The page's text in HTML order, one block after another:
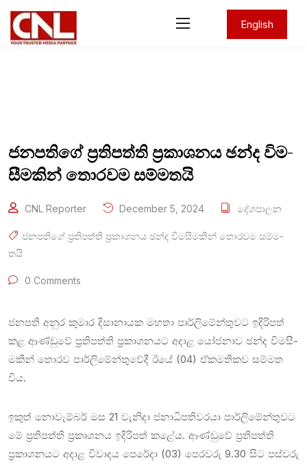
English
ජන­ප­තිගේ ප්‍රති­පත්ති ප්‍රකා­ශ­නය ඡන්ද විම­
සී­ම­කින් තොර­වම සම්ම­තයි
CNL Reporter December 5, 2024 දේශපාලන
ජන­ප­තිගේ ප්‍රති­පත්ති ප්‍රකා­ශ­නය ඡන්ද විම­සී­ම­කින් තොර­වම සම්ම­
තයි
0 Comments
ජන­පති අනුර කුමාර දිසා­නා­යක මහතා පාර්ලි­මේ­න්තු­වට ඉදි­රි­පත්
කළ ආණ්ඩුවේ ප්‍රති­පත්ති ප්‍රකා­ශ­න­යට අදාළ යෝජ­නාව ඡන්ද විම­සී­
ම­කින් තොරව පාර්ලි­මේ­න්තු­වේදී ඊයේ (04) ඒකම­ති­කව සම්මත
විය.
ඉකුත් නොවැ­ම්බර් මස 21 වැනිදා ජනා­ධි­ප­ති­ව­රයා පාර්ලි­මේ­න්තු­වට
මේ ප්‍රති­පත්ති ප්‍රකා­ශ­නය ඉදි­රි­පත් කළේය. ආණ්ඩුවේ ප්‍රති­පත්ති
ප්‍රකා­ශ­න­යට අදාළ විවා­දය පෙරේදා (03) පෙර­වරු 9.30 සිට පස්වරු